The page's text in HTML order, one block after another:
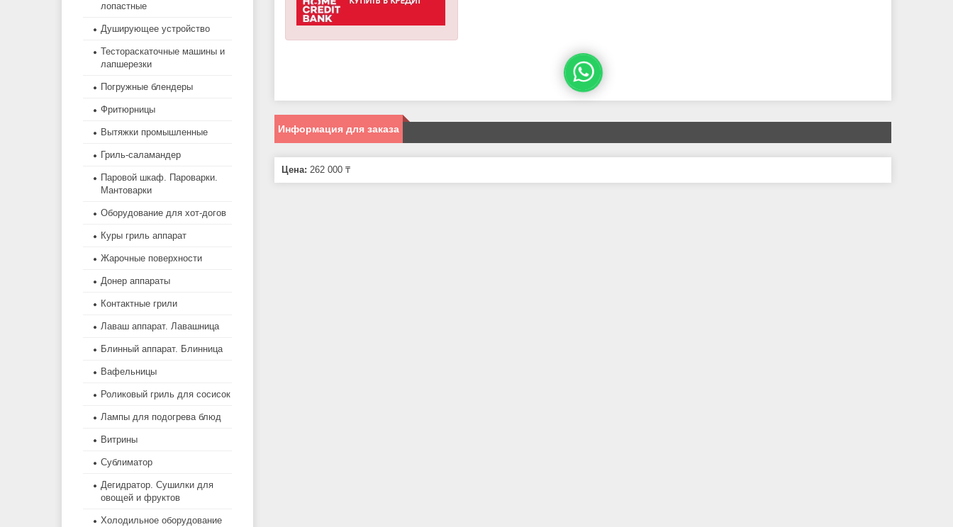
Информация для заказа
Цена: 262 000 ₸
лопастные
Душирующее устройство
Тестораскаточные машины и
лапшерезки
Погружные блендеры
Фритюрницы
Вытяжки промышленные
Гриль-саламандер
Паровой шкаф. Пароварки.
Мантоварки
Оборудование для хот-догов
Куры гриль аппарат
Жарочные поверхности
Донер аппараты
Контактные грили
Лаваш аппарат. Лавашница
Блинный аппарат. Блинница
Вафельницы
Роликовый гриль для сосисок
Лампы для подогрева блюд
Витрины
Сублиматор
Дегидратор. Сушилки для
овощей и фруктов
Холодильное оборудование